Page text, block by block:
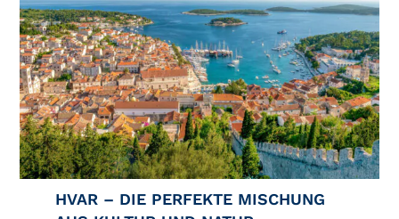
HVAR – DIE PERFEKTE MISCHUNG